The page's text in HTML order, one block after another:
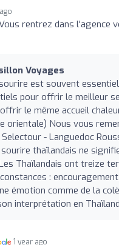
rentrez dans l'agence
Voyages
est souvent
pour offrir le meilleur
le même accueil
orientale) Nous vous
- Languedoc
thaïlandais ne
Thaïlandais ont treize
:
émotion comme de la
interprétation en
1 year ago